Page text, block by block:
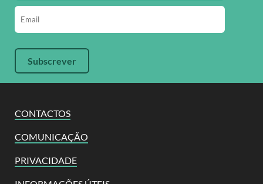
CONTACTOS
COMUNICAÇÃO
PRIVACIDADE